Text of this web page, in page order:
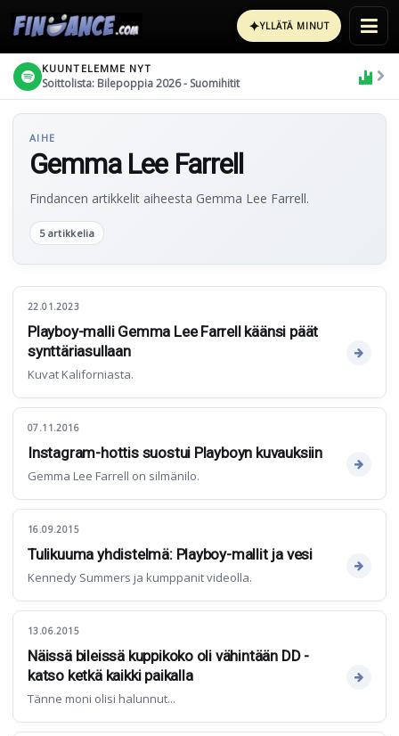
✦YLLÄTÄ MINUT
KUUNTELEMME NYT
Soittolista: Bilepoppia 2026 - Suomihitit
AIHE
Gemma Lee Farrell
Findancen artikkelit aiheesta Gemma Lee Farrell.
5 artikkelia
22.01.2023
Playboy-malli Gemma Lee Farrell käänsi päät
synttäriasullaan
Kuvat Kaliforniasta.
07.11.2016
Instagram-hottis suostui Playboyn kuvauksiin
Gemma Lee Farrell on silmänilo.
16.09.2015
Tulikuuma yhdistelmä: Playboy-mallit ja vesi
Kennedy Summers ja kumppanit videolla.
13.06.2015
Näissä bileissä kuppikoko oli vähintään DD -
katso ketkä kaikki paikalla
Tänne moni olisi halunnut...